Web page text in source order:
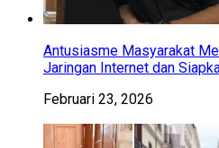
Antusiasme Masyarakat
Jaringan Internet dan
Februari 23, 2026